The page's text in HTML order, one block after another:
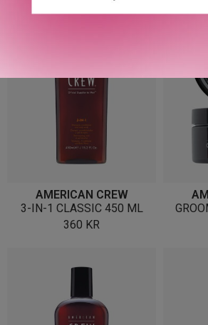
AMERICAN CREW
3-IN-1 CLASSIC 450 ML
360 KR